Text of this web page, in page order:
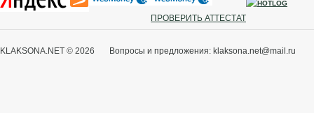
ПРОВЕРИТЬ АТТЕСТАТ
KLAKSONA.NET © 2026 Вопросы и предложения: klaksona.net@mail.ru